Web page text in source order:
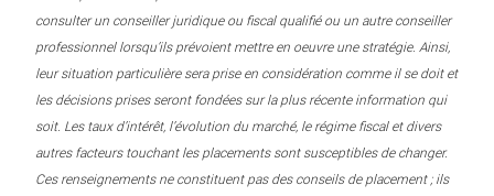
consulter un conseiller juridique ou fiscal qualifié ou un autre conseiller
professionnel lorsqu’ils prévoient mettre en oeuvre une stratégie. Ainsi,
leur situation particulière sera prise en considération comme il se doit et
les décisions prises seront fondées sur la plus récente information qui
soit. Les taux d’intérêt, l’évolution du marché, le régime fiscal et divers
autres facteurs touchant les placements sont susceptibles de changer.
Ces renseignements ne constituent pas des conseils de placement ; ils